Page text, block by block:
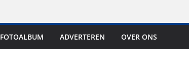
FOTOALBUM ADVERTEREN OVER ONS